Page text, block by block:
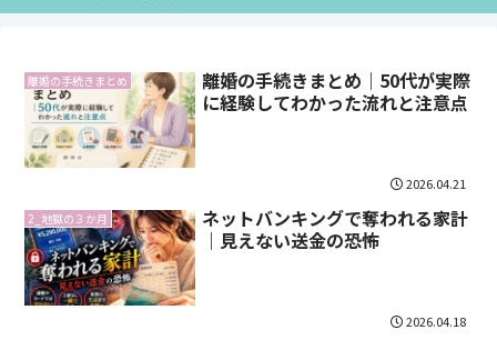
離婚の手続きまとめ
離婚の手続きまとめ｜50代が実際
に経験してわかった流れと注意点
2026.04.21
2_地獄の３か月
ネットバンキングで奪われる家計
｜見えない送金の恐怖
2026.04.18